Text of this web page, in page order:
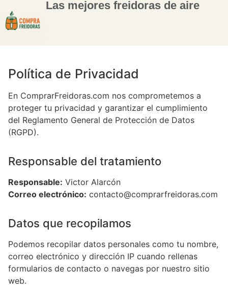
Las mejores freidoras de aire
Política de Privacidad
En ComprarFreidoras.com nos comprometemos a
proteger tu privacidad y garantizar el cumplimiento
del Reglamento General de Protección de Datos
(RGPD).
Responsable del tratamiento
Responsable: Victor Alarcón
Correo electrónico: contacto@comprarfreidoras.com
Datos que recopilamos
Podemos recopilar datos personales como tu nombre,
correo electrónico y dirección IP cuando rellenas
formularios de contacto o navegas por nuestro sitio
web.